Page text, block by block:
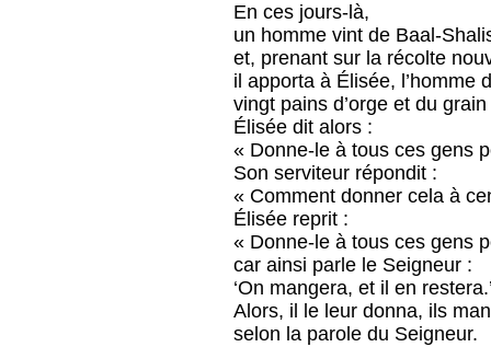
En ces jours-là,
un homme vint de Baal-
et, prenant sur la récolte
il apporta à Élisée, l’homme
vingt pains d’orge et du
Élisée dit alors :
« Donne-le à tous ces gens
Son serviteur répondit :
« Comment donner cela à
Élisée reprit :
« Donne-le à tous ces gens
car ainsi parle le Seigneur :
‘On mangera, et il en
Alors, il le leur donna, ils
selon la parole du Seigneur.